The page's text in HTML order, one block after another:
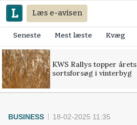
Læs e-avisen
Seneste Mest læste Kvæg
KWS Rallys topper årets
sortsforsøg i vinterbyg
BUSINESS 18-02-2025 11:35